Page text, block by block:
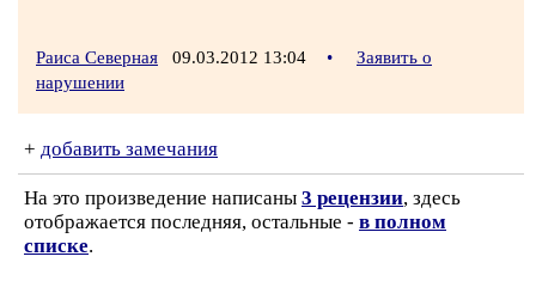
Раиса Северная 09.03.2012 13:04 •
Заявить о
нарушении
+ добавить замечания
На это произведение написаны 3 рецензии, здесь
отображается последняя, остальные - в полном
списке.